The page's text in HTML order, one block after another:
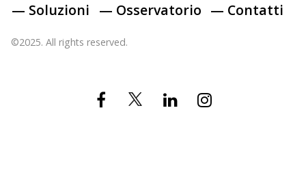
— Soluzioni — Osservatorio — Contatti
©2025. All rights reserved.
Facebook Linkedin